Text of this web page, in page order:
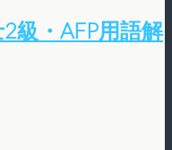
級・AFP用語解